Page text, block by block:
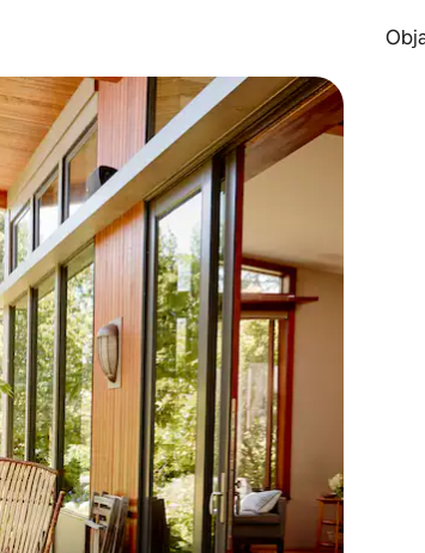
kao i da ih istražujte dodirom ili prevlačenjem.